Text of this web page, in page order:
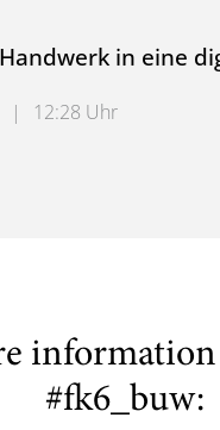
in eine
|
12:28 Uhr
in eine digitale
information
#fk6_buw: